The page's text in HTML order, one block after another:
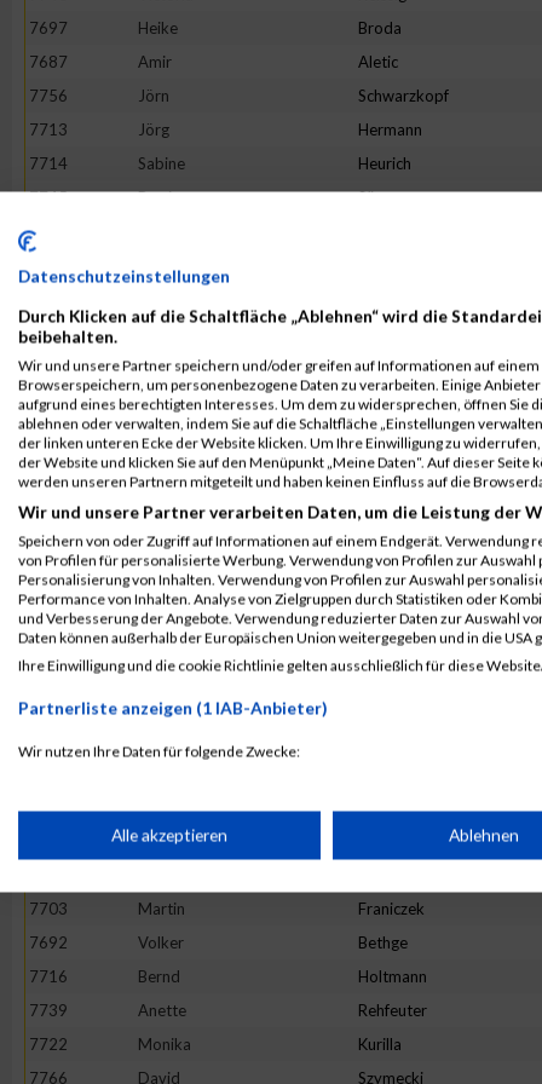
7697
Heike Broda
7687
Amir Aletic
7756
Jörn Schwarzkopf
7713
Jörg Hermann
7714
Sabine Heurich
7745
Bettina Sänger
7767
7710
7694
Marlena Bornemann
7704
Hartmut Fuhg
7741
Martin Ringwelski
7771
Jens Treppe
7728
Adele Martens
7723
Elzbieta Kwiatkowska
7733
Peter Nüsken
7720
Andreas Krause
7708
Christian Heidbrink
7701
Sevgi Delibas
7689
Tanja
7730
Norman Morgenstern
Anja
7703
Martin Franiczek
7692
Volker Bethge
7716
Bernd Holtmann
7739
Anette Rehfeuter
7722
Monika Kurilla
7766
David Szymecki
Datenschutzeinstellungen
Durch Klicken auf die Schaltfläche „Ablehnen“ wird die
beibehalten.
Wir und unsere Partner speichern und/oder greifen auf Informationen auf einem
Browserspeichern, um personenbezogene Daten zu verarbeiten. Einige
aufgrund eines berechtigten Interesses. Um dem zu widersprechen, öffnen Sie
ablehnen oder verwalten, indem Sie auf die Schaltfläche „Einstellungen
der linken unteren Ecke der Website klicken. Um Ihre Einwilligung zu
der Website und klicken Sie auf den Menüpunkt „Meine Daten“. Auf dieser
werden unseren Partnern mitgeteilt und haben keinen Einfluss auf die
Wir und unsere Partner verarbeiten Daten, um die Leistung der
Speichern von oder Zugriff auf Informationen auf einem Endgerät. Verwendung
von Profilen für personalisierte Werbung. Verwendung von Profilen zur
Personalisierung von Inhalten. Verwendung von Profilen zur Auswahl
Performance von Inhalten. Analyse von Zielgruppen durch Statistiken oder
und Verbesserung der Angebote. Verwendung reduzierter Daten zur Auswahl
Daten können außerhalb der Europäischen Union weitergegeben und in die USA
Ihre Einwilligung und die cookie Richtlinie gelten ausschließlich für diese
Partnerliste anzeigen (1 IAB-Anbieter)
Wir nutzen Ihre Daten für folgende Zwecke:
Speichern von oder Zugriff auf Informationen auf einem
Verwendung reduzierter Daten zur Auswahl von Werbeanzeigen
Erstellung von Profilen für personalisierte Werbung
Verwendung von Profilen zur Auswahl personalisierter Werbung
Alle akzeptieren Ablehnen